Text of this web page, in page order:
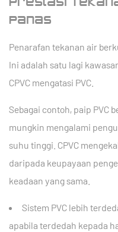
Panas
Penarafan tekanan air
Ini adalah satu lagi
CPVC mengatasi PVC.
Sebagai contoh, paip PVC
mungkin mengalami
suhu tinggi. CPVC
daripada keupayaan
keadaan yang sama.
Sistem PVC lebih
apabila terdedah kepada